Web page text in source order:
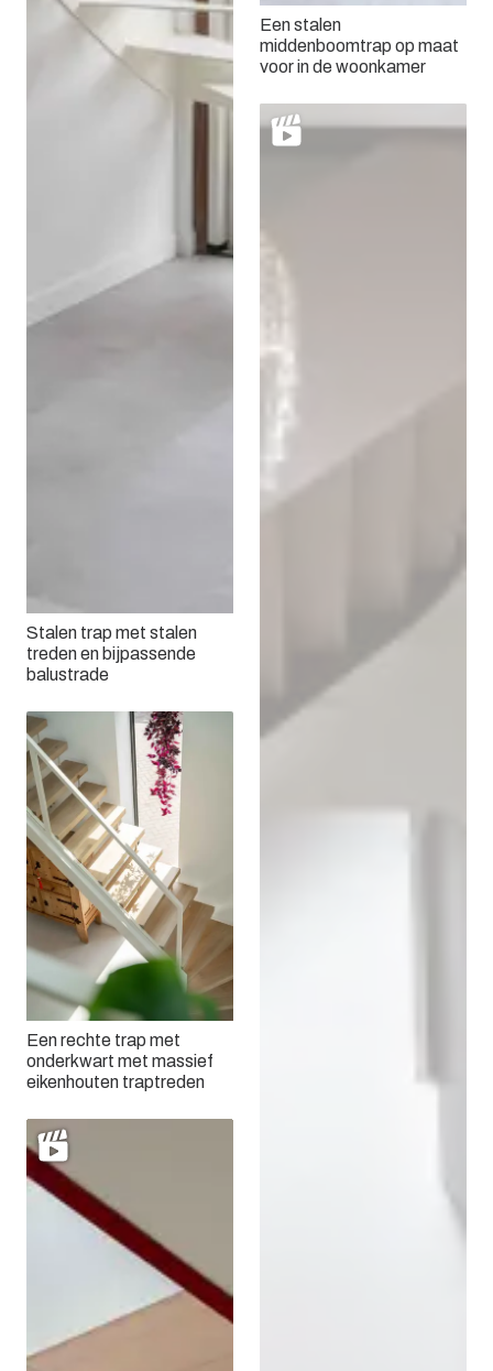
Stalen trap met stalen
treden en bijpassende
balustrade
Een rechte trap met
onderkwart met massief
eikenhouten traptreden
Een stalen
middenboomtrap op maat
voor in de woonkamer